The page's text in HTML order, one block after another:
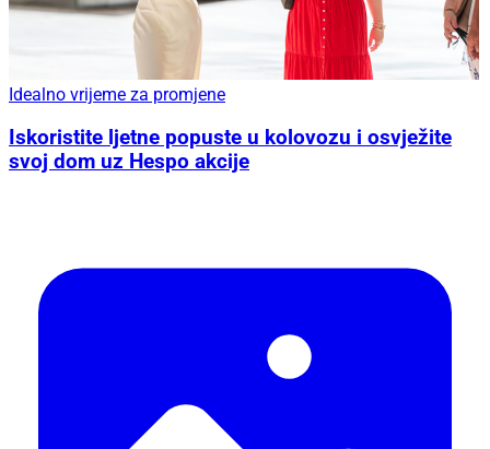
Idealno vrijeme za promjene
Iskoristite ljetne popuste u kolovozu i osvježite
svoj dom uz Hespo akcije